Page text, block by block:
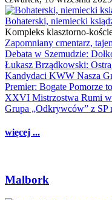
Bohaterski, niemiecki
Kompleks klasztorno-
Zapomniany cmentarz,
Debata w Szemudzie:
Łukasz Brządkowski:
Kandydaci KWW Nasza
Premier: Bogate Pomorze
XXVI Mistrzostwa Rumi
Grupa „Odkrywców” z
więcej ...
Malbork